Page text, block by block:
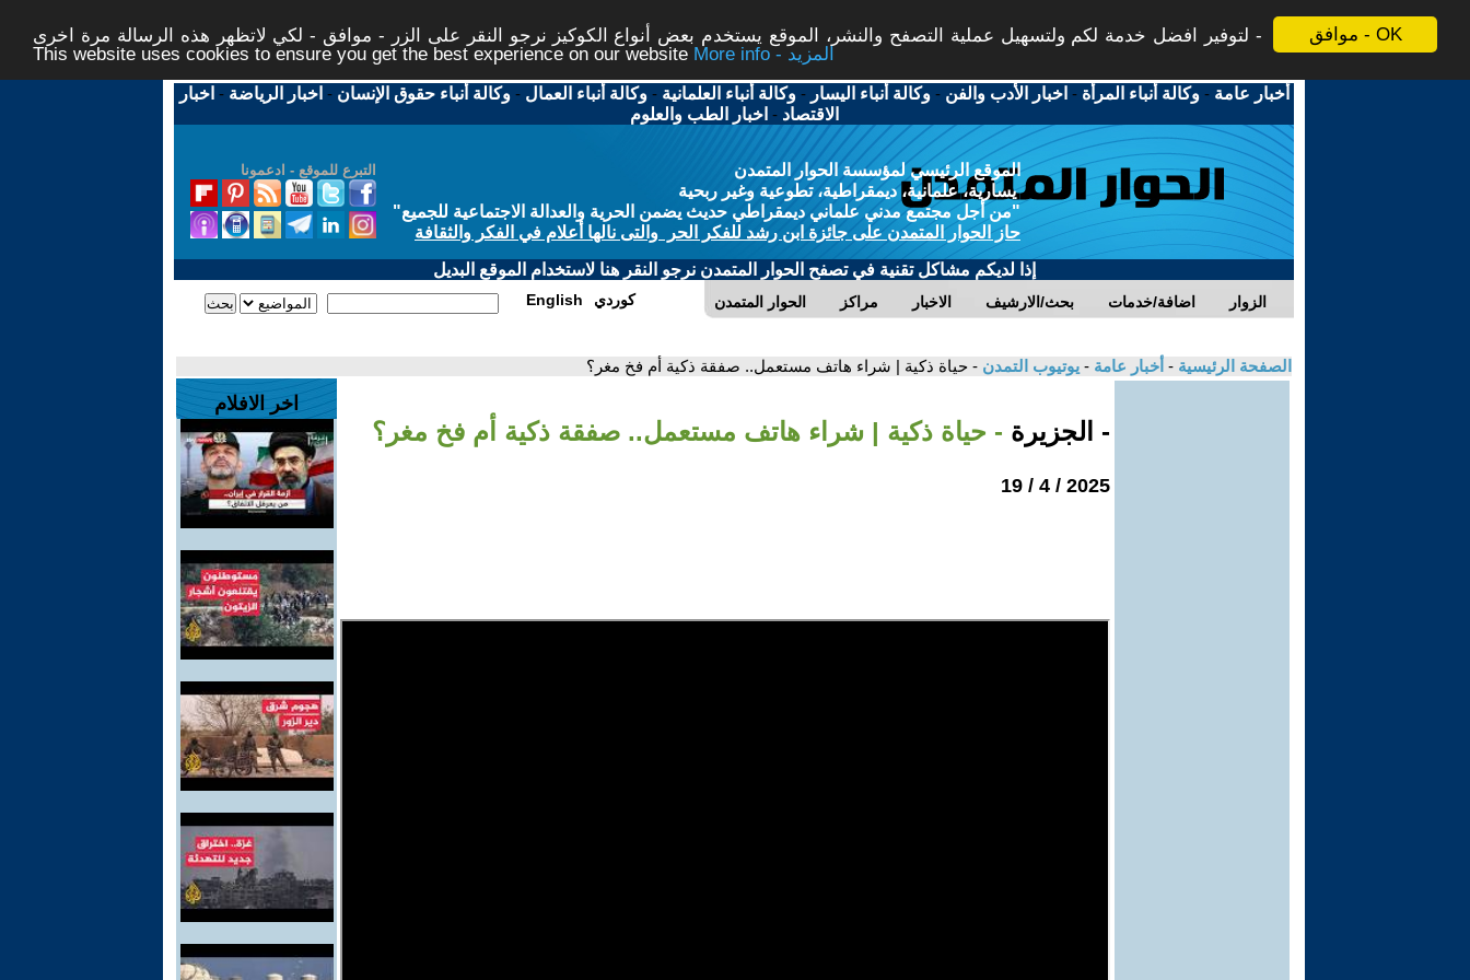
موافق - OK
لتوفير افضل خدمة لكم ولتسهيل عملية التصفح والنشر، الموقع يستخدم بعض أنواع الكوكيز نرجو النقر على الزر - موافق - لكي لاتظهر هذه الرسالة مرة اخرى -
This website uses cookies to ensure you get the best experience on our website
More info - المزيد
أخبار عامة -وكالة أنباء المرأة - اخبار الأدب والفن -وكالة أنباء اليسار -وكالة أنباء العلمانية -وكالة أنباء العمال -وكالة أنباء حقوق الإنسان - اخبار الرياضة - اخبار
الاقتصاد - اخبار الطب والعلوم
التبرع للموقع - ادعمونا
الموقع الرئيسي لمؤسسة الحوار المتمدن
يسارية، علمانية، ديمقراطية، تطوعية وغير ربحية
"من أجل مجتمع مدني علماني ديمقراطي حديث يضمن الحرية والعدالة الاجتماعية للجميع"
حاز الحوار المتمدن على جائزة ابن رشد للفكر الحر والتى نالها أعلام في الفكر والثقافة
إذا لديكم مشاكل تقنية في تصفح الحوار المتمدن نرجو النقر هنا لاستخدام الموقع البديل
الحوار المتمدن مراكز الاخبار بحث/الارشيف اضافة/خدمات الزوار English كوردي
الصفحة الرئيسية - أخبار عامة - يوتيوب التمدن - حياة ذكية | شراء هاتف مستعمل.. صفقة ذكية أم فخ مغر؟
- الجزيرة - حياة ذكية | شراء هاتف مستعمل.. صفقة ذكية أم فخ مغر؟
2025 / 4 / 19
اخر الافلام